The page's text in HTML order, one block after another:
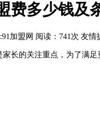
费多少钱及
91加盟网 阅读： 741次 友情
长的关注重点，为了满